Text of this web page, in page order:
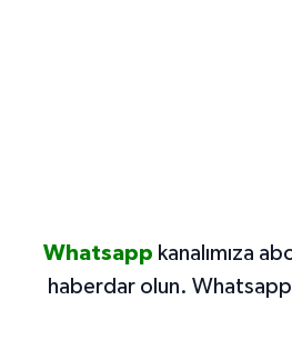
Whatsapp kanalımıza
haberdar olun.